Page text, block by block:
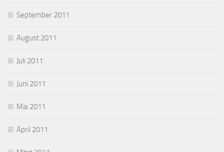
September 2011
August 2011
Juli 2011
Juni 2011
Mai 2011
April 2011